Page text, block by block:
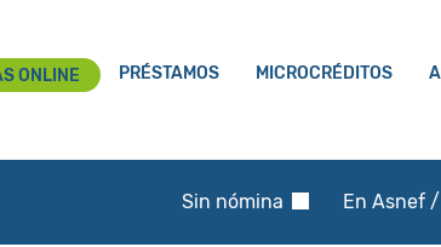
ONLINE PRÉSTAMOS MICROCRÉDITOS
Sin nómina En Asnef